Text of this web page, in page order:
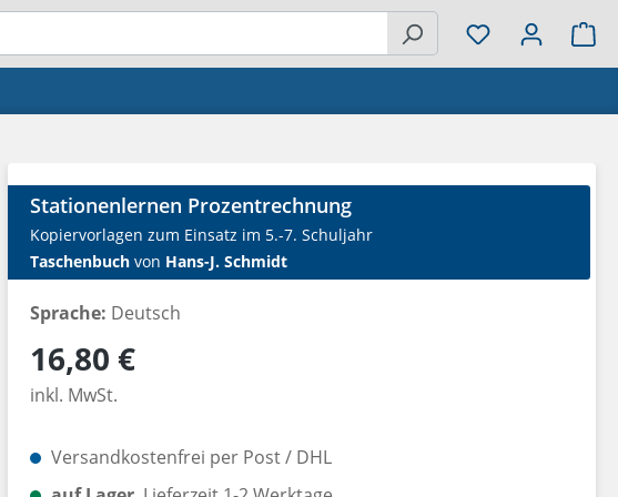
Stationenlernen Prozentrechnung
Kopiervorlagen zum Einsatz im 5.-7. Schuljahr
Taschenbuch von Hans-J. Schmidt
Sprache: Deutsch
Regulärer Preis:
16,80 €
inkl. MwSt.
Versandkostenfrei per Post / DHL